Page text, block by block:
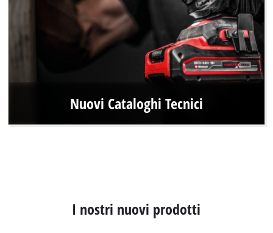
Nuovi Cataloghi Tecnici
I nostri nuovi prodotti